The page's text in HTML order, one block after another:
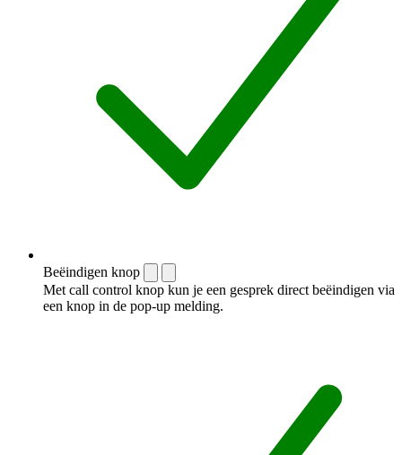
Beëindigen knop
Met call control knop kun je een gesprek direct beëindigen via
een knop in de pop-up melding.